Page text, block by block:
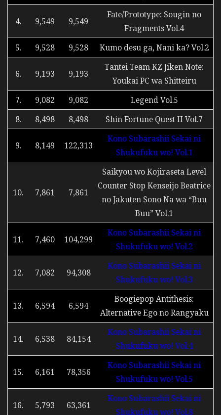
4. 9,549 9,549
Fate/Prototype: Sougin no
Fragments Vol.4
5.
9,528 9,528 Kumo desu ga, Nani ka? Vol.2
6. 9,193 9,193
Tantei Team KZ Jiken Note:
Youkai PC wa Shitteiru
7.
9,082 9,082
Legend Vol.5
8.
8,498 8,498 Shin Fortune Quest II Vol.7
9. 8,149 122,313
Kono Subarashii Sekai ni
Shukufuku wo! Vol.1
10. 7,861 7,861
Saikyou wo Kojiraseta Level
Counter Stop Kenseijo Beatrice
no Jakuten Sono Na wa “Buu
Buu” Vol.1
11. 7,460 104,299
Kono Subarashii Sekai ni
Shukufuku wo! Vol.2
12. 7,082 94,308
Kono Subarashii Sekai ni
Shukufuku wo! Vol.3
13. 6,594 6,594
Boogiepop Antithesis:
Alternative Ego no Rangyaku
14. 6,538 84,154
Kono Subarashii Sekai ni
Shukufuku wo! Vol.4
15. 6,161 78,356
Kono Subarashii Sekai ni
Shukufuku wo! Vol.5
16. 5,793 63,361
Kono Subarashii Sekai ni
Shukufuku wo! Vol.8